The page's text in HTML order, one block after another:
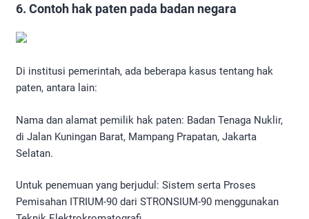
6. Contoh hak paten pada badan negara
Di institusi pemerintah, ada beberapa kasus tentang hak
paten, antara lain:
Nama dan alamat pemilik hak paten: Badan Tenaga Nuklir,
di Jalan Kuningan Barat, Mampang Prapatan, Jakarta
Selatan.
Untuk penemuan yang berjudul: Sistem serta Proses
Pemisahan ITRIUM-90 dari STRONSIUM-90 menggunakan